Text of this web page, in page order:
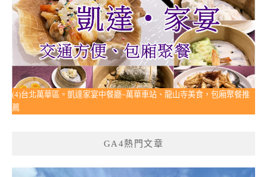
(4)台北萬華區。凱達家宴中餐廳~萬華車站、龍山寺美食，包廂聚餐推
薦
GA4熱門文章